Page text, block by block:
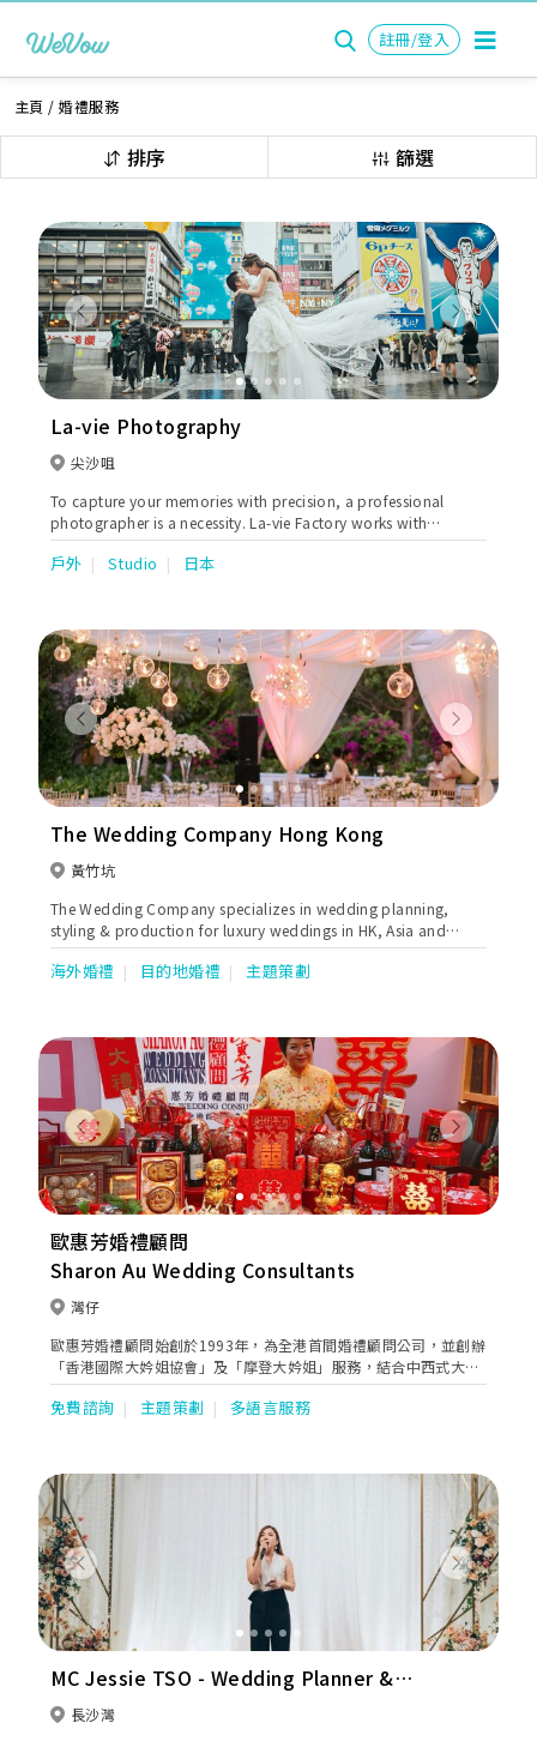
註冊/登入
主頁 /婚禮服務
排序 篩選
Previous Next
La-vie Photography
尖沙咀
To capture your memories with precision, a professional
photographer is a necessity. La-vie Factory works with
hundreds of photographers from around the world. Our
skillful and sensitive photographers open their hearts to
戶外 Studio 日本
Previous Next
The Wedding Company Hong Kong
黃竹坑
The Wedding Company specializes in wedding planning,
styling & production for luxury weddings in HK, Asia and
worldwide.
海外婚禮 目的地婚禮 主題策劃
Previous Next
歐惠芳婚禮顧問
Sharon Au Wedding Consultants
灣仔
歐惠芳婚禮顧問始創於1993年，為全港首間婚禮顧問公司，並創辦
「香港國際大妗姐協會」及「摩登大妗姐」服務，結合中西式大妗
姐與西方婚禮的習俗，為新人提供「一站式」中西婚禮顧問服務。
免費諮詢 主題策劃 多語言服務
Previous Next
MC Jessie TSO - Wedding Planner &
MC長沙灣